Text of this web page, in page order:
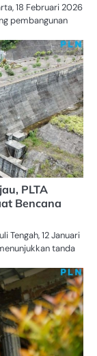
18 Februari 2026
pembangunan
PLTA
Bencana
Tengah, 12 Januari
tanda